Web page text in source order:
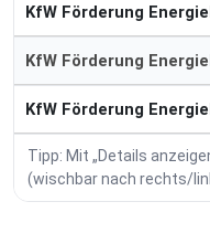
KfW Förderung
KfW Förderung
KfW Förderung
Tipp: Mit „Details
(wischbar nach rechts/